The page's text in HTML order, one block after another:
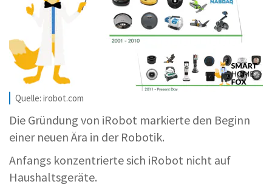
Quelle: irobot.com
Die Gründung von iRobot markierte den Beginn
einer neuen Ära in der Robotik.
Anfangs konzentrierte sich iRobot nicht auf
Haushaltsgeräte.